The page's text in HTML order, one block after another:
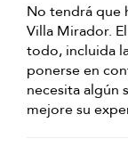
No tendrá que
Villa Mirador.
todo, incluida
ponerse en
necesita algún
mejore su